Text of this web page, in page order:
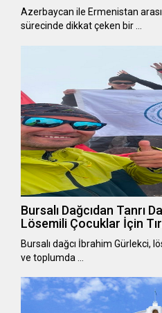
Azerbaycan ile Ermenistan
sürecinde dikkat çeken bir …
Bursalı Dağcıdan Tanrı
Lösemili Çocuklar İçin
Bursalı dağcı İbrahim Gürlekci,
ve toplumda …